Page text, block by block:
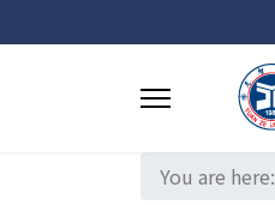
You are here: